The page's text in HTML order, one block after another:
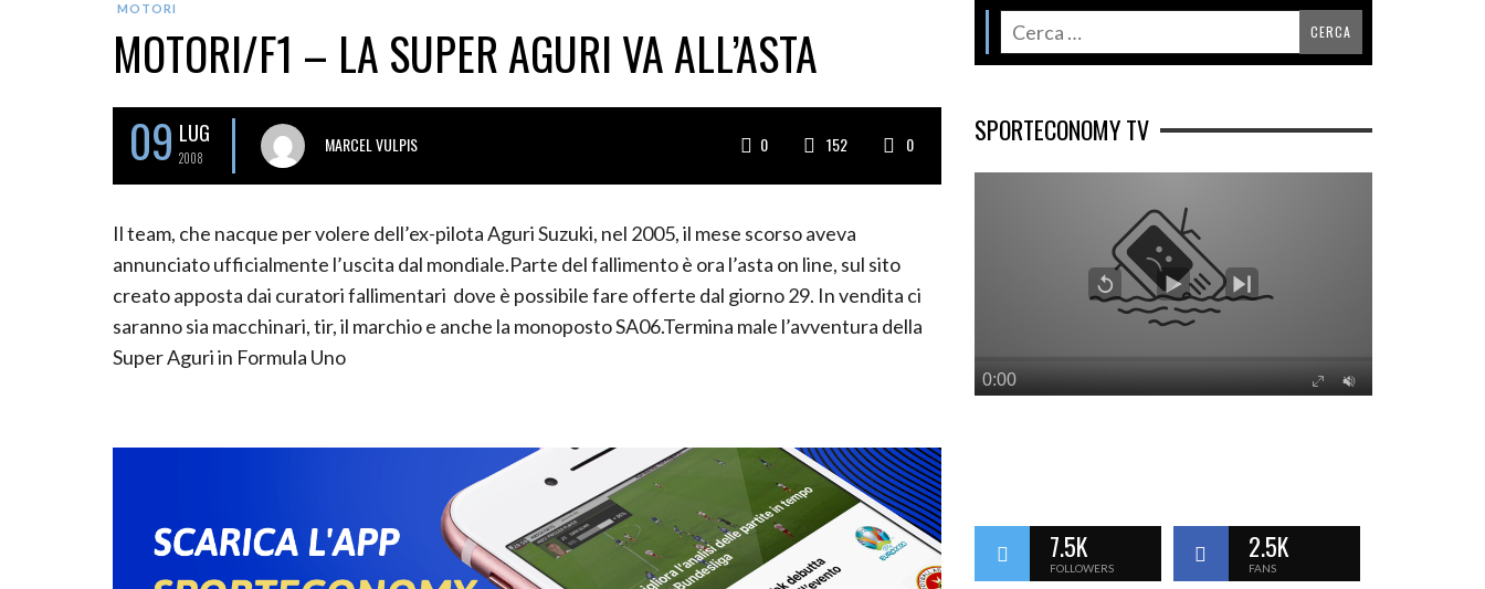
MOTORI
MOTORI/F1 – LA SUPER AGURI VA ALL’ASTA
09 LUG
2008
MARCEL VULPIS 0 152 0
Il team, che nacque per volere dell’ex-pilota Aguri Suzuki, nel 2005, il mese scorso aveva
annunciato ufficialmente l’uscita dal mondiale.Parte del fallimento è ora l’asta on line, sul sito
creato apposta dai curatori fallimentari dove è possibile fare offerte dal giorno 29. In vendita ci
saranno sia macchinari, tir, il marchio e anche la monoposto SA06.Termina male l’avventura della
Super Aguri in Formula Uno
SPORTECONOMY TV
7.5K
FOLLOWERS
2.5K
FANS